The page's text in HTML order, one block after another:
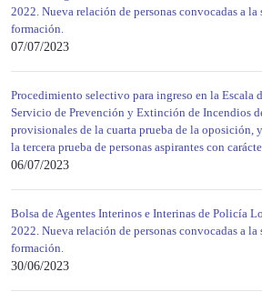
2022. Nueva relación de personas convocadas a la
formación.
07/07/2023
Procedimiento selectivo para ingreso en la Escala
Servicio de Prevención y Extinción de Incendios
provisionales de la cuarta prueba de la oposición,
la tercera prueba de personas aspirantes con
06/07/2023
Bolsa de Agentes Interinos e Interinas de Policía
2022. Nueva relación de personas convocadas a la
formación.
30/06/2023